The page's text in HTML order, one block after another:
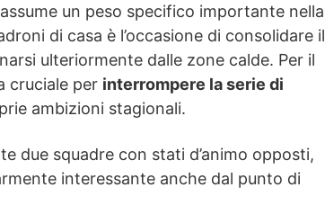
assume un peso specifico importante nella
di casa è l’occasione di consolidare il
ulteriormente dalle zone calde. Per il
cruciale per interrompere la serie di
ambizioni stagionali.
due squadre con stati d’animo opposti,
interessante anche dal punto di